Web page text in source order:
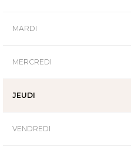
MARDI
MERCREDI
JEUDI
VENDREDI